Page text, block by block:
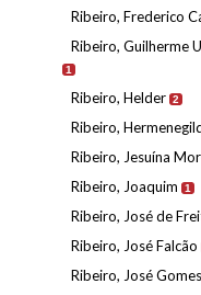
Ribeiro, Frederico
Ribeiro, Guilherme
1
Ribeiro, Helder 2
Ribeiro,
Ribeiro, Jesuína
Ribeiro, Joaquim 1
Ribeiro, José de
Ribeiro, José Falcão
Ribeiro, José